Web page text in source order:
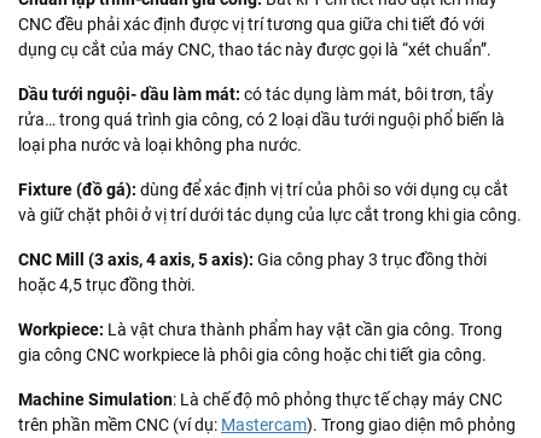
CNC đều phải xác định được vị trí tương qua giữa chi tiết đó với
dụng cụ cắt của máy CNC, thao tác này được gọi là “xét chuẩn”.
Dầu tưới nguội- dầu làm mát: có tác dụng làm mát, bôi trơn, tẩy
rửa… trong quá trình gia công, có 2 loại dầu tưới nguội phổ biến là
loại pha nước và loại không pha nước.
Fixture (đồ gá): dùng để xác định vị trí của phôi so với dụng cụ cắt
và giữ chặt phôi ở vị trí dưới tác dụng của lực cắt trong khi gia công.
CNC Mill (3 axis, 4 axis, 5 axis): Gia công phay 3 trục đồng thời
hoặc 4,5 trục đồng thời.
Workpiece: Là vật chưa thành phẩm hay vật cần gia công. Trong
gia công CNC workpiece là phôi gia công hoặc chi tiết gia công.
Machine Simulation: Là chế độ mô phỏng thực tế chạy máy CNC
trên phần mềm CNC (ví dụ: Mastercam). Trong giao diện mô phỏng